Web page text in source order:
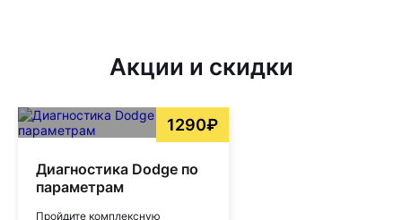
Акции и скидки
1290₽
Диагностика Dodge по
параметрам
Пройдите комплексную